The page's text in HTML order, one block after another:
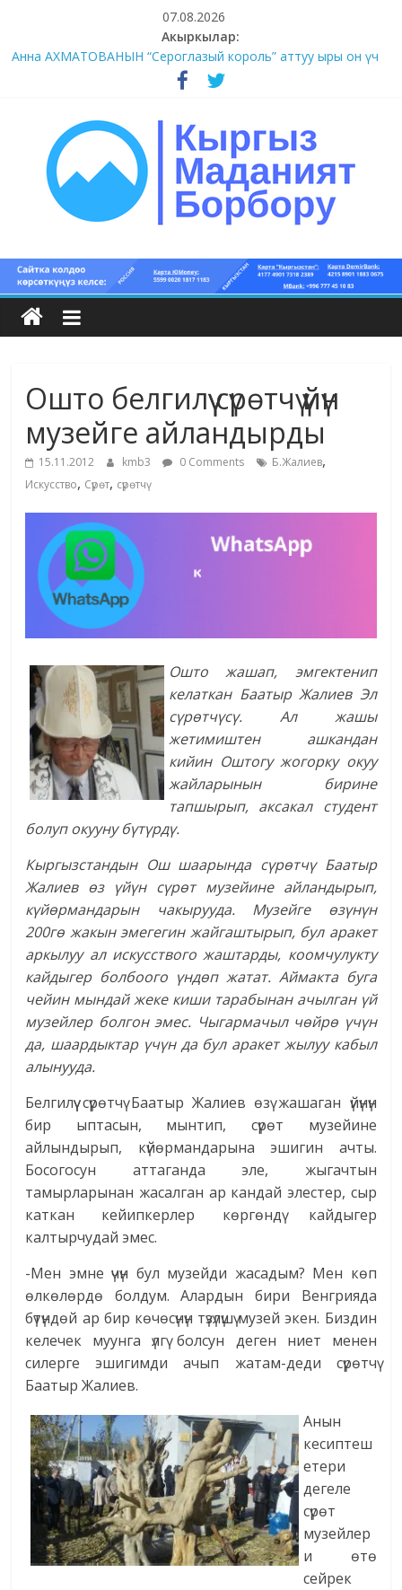
content
07.08.2026
Акыркылар:
#1-4 (55 сөз сынагы)
Анна АХМАТОВАНЫН “Сероглазый король” аттуу ыры он үч
#9-10 (55 сөз сынагы)
#5-8 (55 сөз сынагы)
Кыргыз
маданият
Кыргыз
жана
адабияты
Ошто белгилүү сүрөтчү үйүн
музейге айландырды
15.11.2012 kmb3 0 Comments Б.Жалиев,
Искусство, Сүрөт, сүрөтчү
Ошто жашап, эмгектенип
келаткан Баатыр Жалиев Эл
сүрөтчүсү. Ал жашы
жетимиштен ашкандан
кийин Оштогу жогорку окуу
жайларынын бирине
тапшырып, аксакал студент
болуп окууну бүтүрдү.
Кыргызстандын Ош шаарында сүрөтчү Баатыр
Жалиев өз үйүн сүрөт музейине айландырып,
күйөрмандарын чакырууда. Музейге өзүнүн
200гө жакын эмегегин жайгаштырып, бул аракет
аркылуу ал искусствого жаштарды, коомчулукту
кайдыгер болбоого үндөп жатат. Аймакта буга
чейин мындай жеке киши тарабынан ачылган үй
музейлер болгон эмес. Чыгармачыл чөйрө үчүн
да, шаардыктар үчүн да бул аракет жылуу кабыл
алынууда.
Белгилүү сүрөтчү Баатыр Жалиев өзү жашаган үйүнүн
бир ыптасын, мынтип, сүрөт музейине
айлындырып, күйөрмандарына эшигин ачты.
Босогосун аттаганда эле, жыгачтын
тамырларынан жасалган ар кандай элестер, сыр
каткан кейипкерлер көргөндү кайдыгер
калтырчудай эмес.
-Мен эмне үчүн бул музейди жасадым? Мен көп
өлкөлөрдө болдум. Алардын бири Венгрияда
бүтүндөй ар бир көчөсүнүн түзүлүшү музей экен. Биздин
келечек муунга үлгү болсун деген ниет менен
силерге эшигимди ачып жатам-деди сүрөтчү
Баатыр Жалиев.
Анын
кесиптеш
етери
дегеле
сүрөт
музейлер
и өтө
сейрек